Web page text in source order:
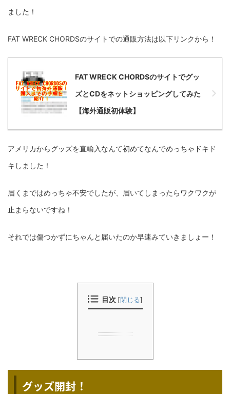
ました！
FAT WRECK CHORDSのサイトでの通販方法は以下リンクから！
FAT WRECK CHORDSのサイトでグッ
ズとCDをネットショッピングしてみた
【海外通販初体験】
アメリカからグッズを直輸入なんて初めてなんでめっちゃドキド
キしました！
届くまではめっちゃ不安でしたが、届いてしまったらワクワクが
止まらないですね！
それでは傷つかずにちゃんと届いたのか早速みていきましょー！
目次 [閉じる]
グッズ開封！